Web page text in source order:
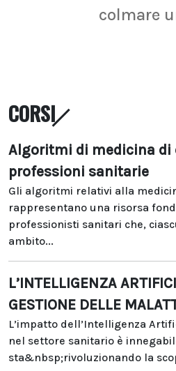
colmare
CORSI
Algoritmi di medicina di
professioni sanitarie
Gli algoritmi relativi alla
rappresentano una risorsa
professionisti sanitari che,
ambito...
L’INTELLIGENZA
GESTIONE DELLE
L’impatto dell’Intelligenza
nel settore sanitario è
sta&nbsp;rivoluzionando la